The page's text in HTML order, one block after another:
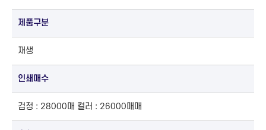
제품구분
재생
인쇄매수
검정 : 28000매 컬러 : 26000매매